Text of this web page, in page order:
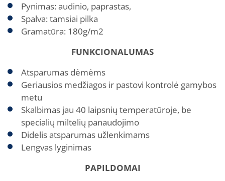
Pynimas: audinio, paprastas,
Spalva: tamsiai pilka
Gramatūra: 180g/m2
FUNKCIONALUMAS
Atsparumas dėmėms
Geriausios medžiagos ir pastovi kontrolė gamybos
metu
Skalbimas jau 40 laipsnių temperatūroje, be
specialių miltelių panaudojimo
Didelis atsparumas užlenkimams
Lengvas lyginimas
PAPILDOMAI